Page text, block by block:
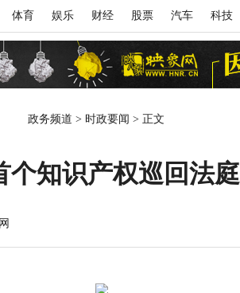
体育 娱乐 财经 股票 汽车 科技
政务频道 > 时政要闻 > 正文
个知识产权巡回法